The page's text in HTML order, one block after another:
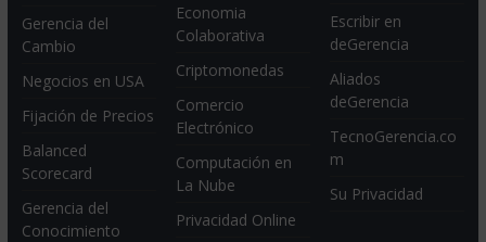
Gerencia del
Cambio
Negocios en USA
Fijación de Precios
Balanced
Scorecard
Gerencia del
Conocimiento
Economia
Colaborativa
Criptomonedas
Comercio
Electrónico
Computación en
La Nube
Privacidad Online
Escribir en
deGerencia
Aliados
deGerencia
TecnoGerencia.co
m
Su Privacidad